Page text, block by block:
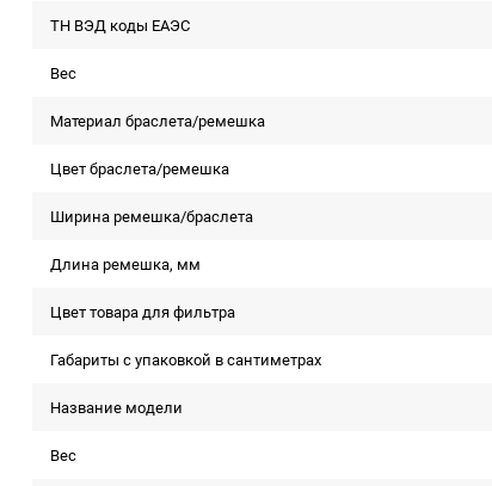
ТН ВЭД коды ЕАЭС
Вес
Материал браслета/ремешка
Цвет браслета/ремешка
Ширина ремешка/браслета
Длина ремешка, мм
Цвет товара для фильтра
Габариты с упаковкой в сантиметрах
Название модели
Вес